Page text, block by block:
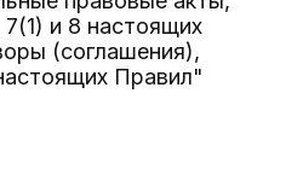
7(1) и 8 настоящих
(соглашения),
Правил"